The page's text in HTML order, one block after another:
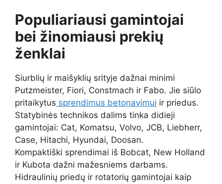
Populiariausi gamintojai
bei žinomiausi prekių
ženklai
Siurblių ir maišyklių srityje dažnai minimi
Putzmeister, Fiori, Constmach ir Fabo. Jie siūlo
pritaikytus sprendimus betonavimui ir priedus.
Statybinės technikos dalims tinka didieji
gamintojai: Cat, Komatsu, Volvo, JCB, Liebherr,
Case, Hitachi, Hyundai, Doosan.
Kompaktiški sprendimai iš Bobcat, New Holland
ir Kubota dažni mažesniems darbams.
Hidraulinių priedų ir rotatorių gamintojai kaip